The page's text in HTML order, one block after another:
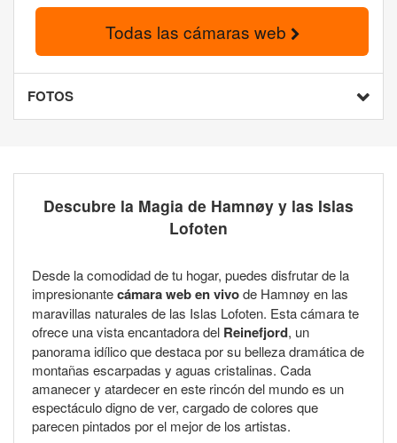
Todas las cámaras web
FOTOS
Descubre la Magia de Hamnøy y las Islas
Lofoten
Desde la comodidad de tu hogar, puedes disfrutar de la
impresionantecámara web en vivode Hamnøy en las
maravillas naturales de las Islas Lofoten. Esta cámara te
ofrece una vista encantadora del Reinefjord, un
panorama idílico que destaca por su belleza dramática de
montañas escarpadas y aguas cristalinas. Cada
amanecer y atardecer en este rincón del mundo es un
espectáculo digno de ver, cargado de colores que
parecen pintados por el mejor de los artistas.